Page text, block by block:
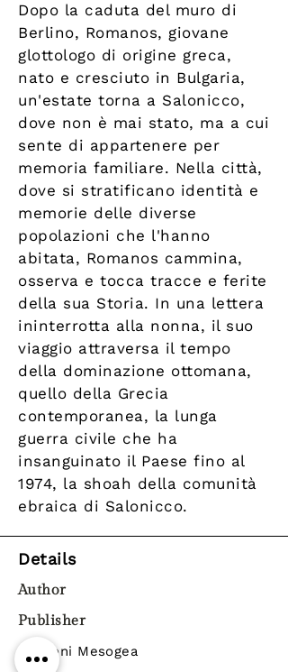
Dopo la caduta del muro di
Berlino, Romanos, giovane
glottologo di origine greca,
nato e cresciuto in Bulgaria,
un'estate torna a Salonicco,
dove non è mai stato, ma a cui
sente di appartenere per
memoria familiare. Nella città,
dove si stratificano identità e
memorie delle diverse
popolazioni che l'hanno
abitata, Romanos cammina,
osserva e tocca tracce e ferite
della sua Storia. In una lettera
ininterrotta alla nonna, il suo
viaggio attraversa il tempo
della dominazione ottomana,
quello della Grecia
contemporanea, la lunga
guerra civile che ha
insanguinato il Paese fino al
1974, la shoah della comunità
ebraica di Salonicco.
Details
Author
Publisher
Edizioni Mesogea